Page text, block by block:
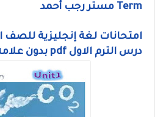
Term مستر رجب أحمد
امتحانات لغة إنجليزية للصف
درس الترم الاول pdf بدون علامة مائية